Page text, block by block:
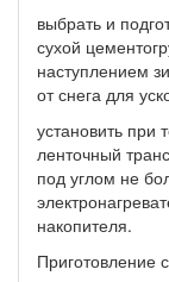
выбрать и
сухой
наступлением
от снега для
установить при
ленточный
под углом не
накопителя.
Приготовление